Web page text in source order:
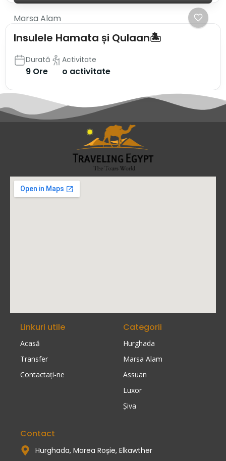
Marsa Alam
Insulele Hamata și Qulaan🏝️
Durată
9 Ore
Activitate
o activitate
Linkuri utile
Acasă
Transfer
Contactaţi-ne
Categorii
Hurghada
Marsa Alam
Assuan
Luxor
Șiva
Contact
Hurghada, Marea Roșie, Elkawther